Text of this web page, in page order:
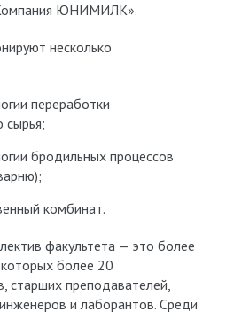
ЮНИМИЛК».
несколько
переработки
сырья;
бродильных процессов
комбинат.
факультета — это более
более 20
старших преподавателей,
и лаборантов. Среди